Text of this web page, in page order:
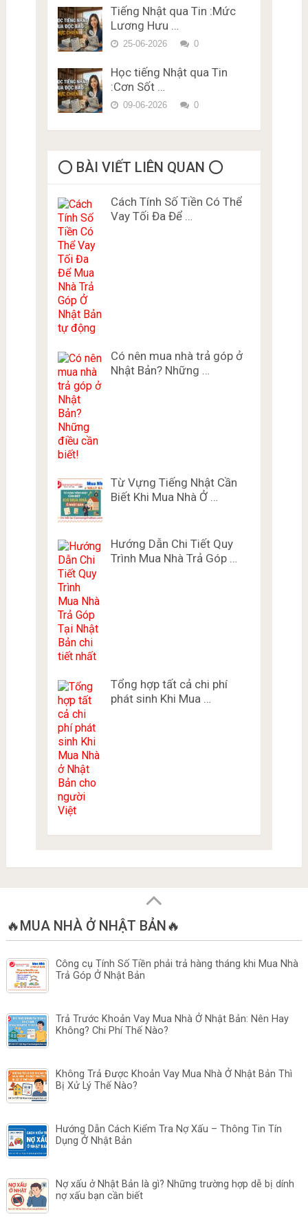
Tiếng Nhật qua Tin :Mức
Lương Hưu …
25-06-2026 0
Học tiếng Nhật qua Tin
:Cơn Sốt …
09-06-2026 0
⭕️ BÀI VIẾT LIÊN QUAN ⭕️
Cách Tính Số Tiền Có Thể
Vay Tối Đa Để …
Có nên mua nhà trả góp ở
Nhật Bản? Những …
Từ Vựng Tiếng Nhật Cần
Biết Khi Mua Nhà Ở …
Hướng Dẫn Chi Tiết Quy
Trình Mua Nhà Trả Góp …
Tổng hợp tất cả chi phí
phát sinh Khi Mua …
🔥MUA NHÀ Ở NHẬT BẢN🔥
Công cụ Tính Số Tiền phải trả hàng tháng khi Mua Nhà
Trả Góp Ở Nhật Bản
Trả Trước Khoản Vay Mua Nhà Ở Nhật Bản: Nên Hay
Không? Chi Phí Thế Nào?
Không Trả Được Khoản Vay Mua Nhà Ở Nhật Bản Thì
Bị Xử Lý Thế Nào?
Hướng Dẫn Cách Kiểm Tra Nợ Xấu – Thông Tin Tín
Dụng Ở Nhật Bản
Nợ xấu ở Nhật Bản là gì? Những trường hợp dễ bị dính
nợ xấu bạn cần biết